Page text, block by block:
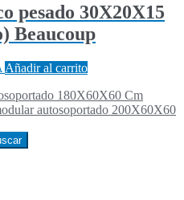
pesado 30X20X15
Beaucoup
Añadir al carrito
180X60X60 Cm
autosoportado 200X60X60